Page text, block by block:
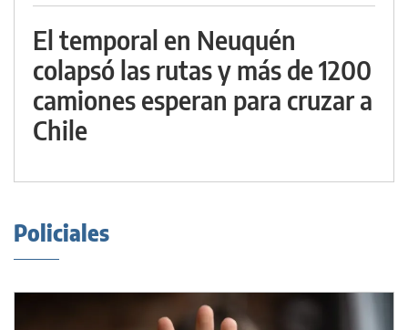
El temporal en Neuquén
colapsó las rutas y más de 1200
camiones esperan para cruzar a
Chile
Policiales